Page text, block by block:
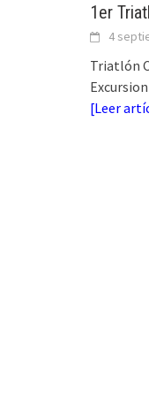
1er
4
Triatlón
[Leer